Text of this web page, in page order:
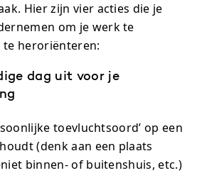
Hier zijn vier acties die je
om je werk te
heroriënteren:
dag uit voor je
toevluchtsoord’ op een
(denk aan een plaats
binnen- of buitenshuis, etc.)